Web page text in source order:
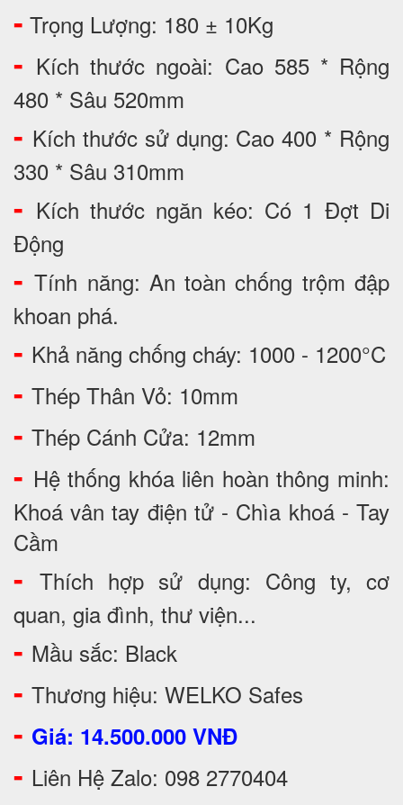
- Trọng Lượng: 180 ± 10Kg
- Kích thước ngoài: Cao 585 * Rộng
480 * Sâu 520mm
- Kích thước sử dụng: Cao 400 * Rộng
330 * Sâu 310mm
- Kích thước ngăn kéo: Có 1 Đợt Di
Động
-Tính năng: An toàn chống trộm đập
khoan phá.
- Khả năng chống cháy: 1000 - 1200°C
- Thép Thân Vỏ: 10mm
- Thép Cánh Cửa: 12mm
- Hệ thống khóa liên hoàn thông minh:
Khoá vân tay điện tử - Chìa khoá - Tay
Cầm
-Thích hợp sử dụng: Công ty, cơ
quan, gia đình, thư viện...
- Mầu sắc: Black
- Thương hiệu: WELKO Safes
- Giá: 14.500.000 VNĐ
- Liên Hệ Zalo: 098 2770404